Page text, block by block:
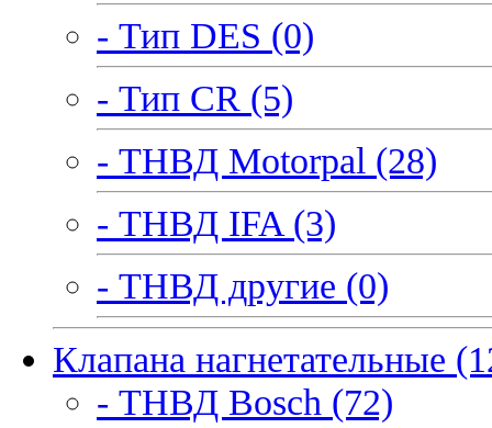
- Тип DES (0)
- Тип CR (5)
- ТНВД Motorpal (28)
- ТНВД IFA (3)
- ТНВД другие (0)
Клапана нагнетательные
- ТНВД Bosch (72)